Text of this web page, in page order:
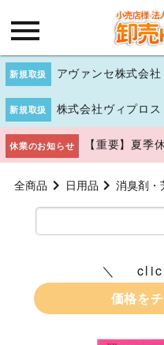
新規取扱 アヴァンセ株式会
新規取扱 株式会社ヴィプロ
休業のお知らせ 【重要】夏季
全商品 日用品 消臭剤・
価格を